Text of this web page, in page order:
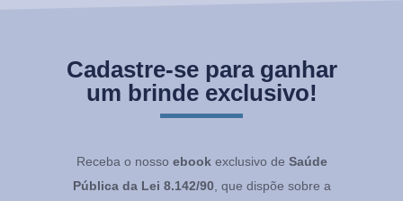
Cadastre-se para ganhar
um brinde exclusivo!
Receba o nosso ebookexclusivo de Saúde
Pública da Lei 8.142/90, que dispõe sobre a